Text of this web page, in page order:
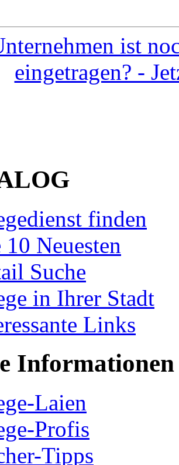
ist
eingetragen? -
finden
Neuesten
Suche
in Ihrer Stadt
Links
Informationen
Laien
Profis
Tipps